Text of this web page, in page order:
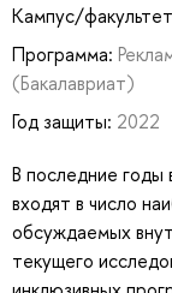
Кампус/
Программа:
(Бакалавриат)
Год защиты: 2022
В последние годы
входят в число
обсуждаемых
текущего